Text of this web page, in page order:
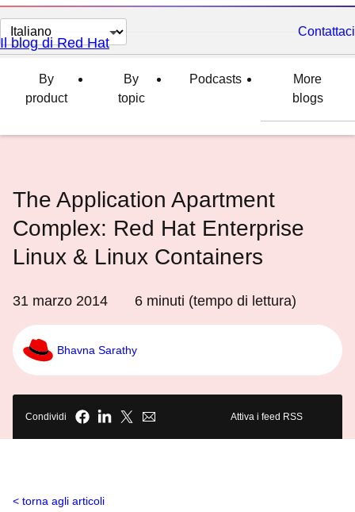
Cambia
lingua
Contattaci
Il blog di Red Hat
By
product
By
topic
Podcasts
More
blogs
The Application Apartment
Complex: Red Hat Enterprise
Linux & Linux Containers
31 marzo 2014 6 minuti (tempo di lettura)
Bhavna Sarathy
Condividi Attiva i feed RSS
torna agli articoli